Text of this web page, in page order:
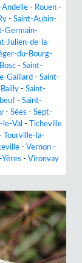
Andelle - Rouen -
- Saint-Aubin-
Germain-
Julien-de-la-
du-Bourg-
- Saint-
Gaillard - Saint-
- Saint-
- Saint-
- Sées - Sept-
Val -
Ticheville
Tourville-la-
- Vernon -
- Vironvay